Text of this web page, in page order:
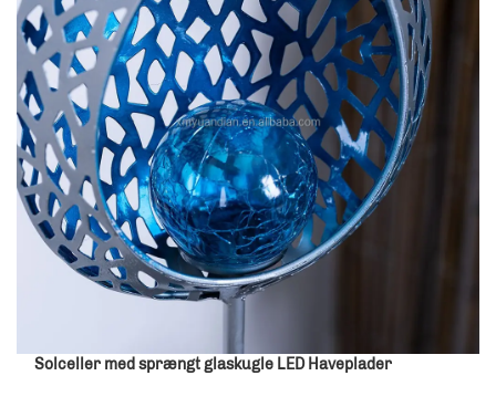
Solceller med sprængt glaskugle LED Haveplader